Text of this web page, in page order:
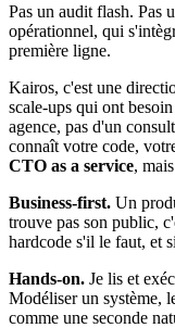
Pas un audit flash. Pas
opérationnel, qui
première ligne.
Kairos, c'est une
scale-ups qui ont
agence, pas d'un
connaît votre code,
CTO as a service,
Business-first. Un
trouve pas son public,
hardcode s'il le faut, et
Hands-on. Je lis et
Modéliser un système,
comme une seconde